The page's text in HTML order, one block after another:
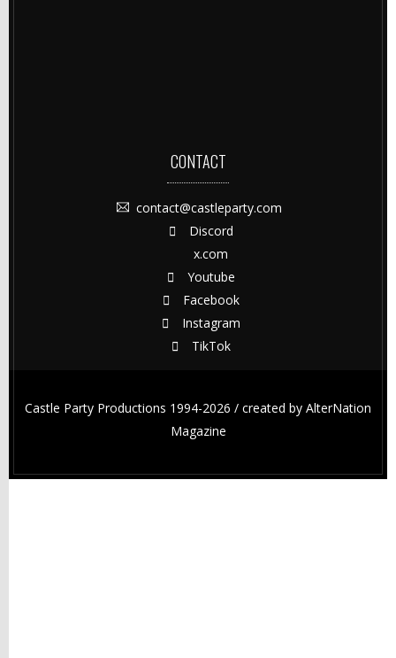
CONTACT
contact@castleparty.com
Discord
x.com
Youtube
Facebook
Instagram
TikTok
Castle Party Productions 1994-2026 / created by AlterNation
Magazine